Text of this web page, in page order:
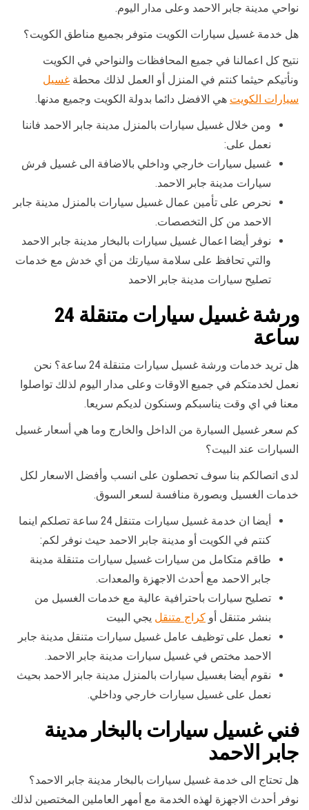
نواحي مدينة جابر الاحمد وعلى مدار اليوم.
هل خدمة غسيل سيارات الكويت متوفر بجميع مناطق الكويت؟
نتيح كل اعمالنا في جميع المحافظات والنواحي في الكويت
ونأتيكم حيثما كنتم في المنزل أو العمل لذلك محطة غسيل
سيارات الكويت هي الافضل دائما بدولة الكويت وجميع مدنها.
ومن خلال غسيل سيارات بالمنزل مدينة جابر الاحمد فاننا
نعمل على:
غسيل سيارات خارجي وداخلي بالاضافة الى غسيل فرش
سيارات مدينة جابر الاحمد.
نحرص على تأمين عمال غسيل سيارات بالمنزل مدينة جابر
الاحمد من كل التخصصات.
نوفر أيضا اعمال غسيل سيارات بالبخار مدينة جابر الاحمد
والتي تحافظ على سلامة سيارتك من أي خدش مع خدمات
تصليح سيارات مدينة جابر الاحمد
ورشة غسيل سيارات متنقلة 24
ساعة
هل تريد خدمات ورشة غسيل سيارات متنقلة 24 ساعة؟ نحن
نعمل لخدمتكم في جميع الاوقات وعلى مدار اليوم لذلك تواصلوا
معنا في اي وقت يناسبكم وسنكون لديكم سريعا.
كم سعر غسيل السيارة من الداخل والخارج وما هي أسعار غسيل
السيارات عند البيت؟
لدى اتصالكم بنا سوف تحصلون على انسب وأفضل الاسعار لكل
خدمات الغسيل وبصورة منافسة لسعر السوق.
أيضا ان خدمة غسيل سيارات متنقل 24 ساعة تصلكم اينما
كنتم في الكويت أو مدينة جابر الاحمد حيث نوفر لكم:
طاقم متكامل من سيارات غسيل سيارات متنقلة مدينة
جابر الاحمد مع أحدث الاجهزة والمعدات.
تصليح سيارات باحترافية عالية مع خدمات الغسيل من
بنشر متنقل أو كراج متنقل يجي البيت
نعمل على توظيف عامل غسيل سيارات متنقل مدينة جابر
الاحمد مختص في غسيل سيارات مدينة جابر الاحمد.
نقوم أيضا بغسيل سيارات بالمنزل مدينة جابر الاحمد بحيث
نعمل على غسيل سيارات خارجي وداخلي.
فني غسيل سيارات بالبخار مدينة
جابر الاحمد
هل تحتاج الى خدمة غسيل سيارات بالبخار مدينة جابر الاحمد؟
نوفر أحدث الاجهزة لهذه الخدمة مع أمهر العاملين المختصين لذلك